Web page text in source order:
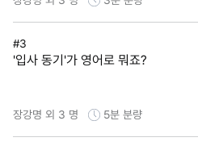
#3
'입사 동기'가 영어로 뭐죠?
장강명 외 3 명 5분 분량